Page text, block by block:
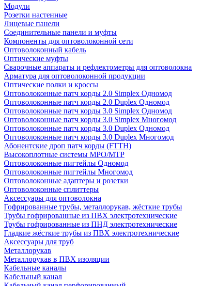
Модули
Розетки настенные
Лицевые панели
Соединительные панели и муфты
Компоненты для оптоволоконной сети
Оптоволоконный кабель
Оптические муфты
Сварочные аппараты и рефлектометры для оптоволокна
Арматура для оптоволоконной продукции
Оптические полки и кроссы
Оптоволоконные патч корды 2.0 Simplex Одномод
Оптоволоконные патч корды 2.0 Duplex Одномод
Оптоволоконные патч корды 3.0 Simplex Одномод
Оптоволоконные патч корды 3.0 Simplex Многомод
Оптоволоконные патч корды 3.0 Duplex Одномод
Оптоволоконные патч корды 3.0 Duplex Многомод
Абонентские дроп патч корды (FTTH)
Высокоплотные системы MPO/MTP
Оптоволоконные пигтейлы Одномод
Оптоволоконные пигтейлы Многомод
Оптоволоконные адаптеры и розетки
Оптоволоконные сплиттеры
Аксессуары для оптоволокна
Гофрированные трубы, металлорукав, жёсткие трубы
Трубы гофрированные из ПВХ электротехнические
Трубы гофрированные из ПНД электротехнические
Гладкие жёсткие трубы из ПВХ электротехнические
Аксессуары для труб
Металлорукав
Металлорукав в ПВХ изоляции
Кабельные каналы
Кабельный канал